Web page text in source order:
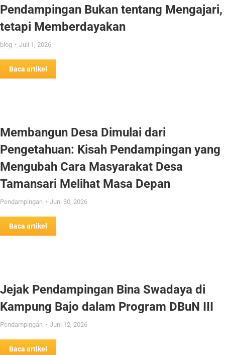
Pendampingan Bukan tentang Mengajari,
tetapi Memberdayakan
blog Juli 1, 2026
Baca artikel
Membangun Desa Dimulai dari
Pengetahuan: Kisah Pendampingan yang
Mengubah Cara Masyarakat Desa
Tamansari Melihat Masa Depan
Pendampingan Juni 30, 2026
Baca artikel
Jejak Pendampingan Bina Swadaya di
Kampung Bajo dalam Program DBuN III
Pendampingan Juni 12, 2026
Baca artikel